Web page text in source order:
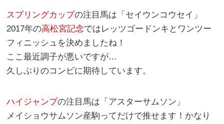
スプリングカップの注目馬は「 セイウンコウセイ 」
2017年の高松宮記念ではレッツゴードンキ とワンツー
フィニッシュを決めましたね！
ここ最近調子が悪いですが…
久しぶりのコンビに期待しています。
ハイジャンプの注目馬は「 アスターサムソン 」
メイショウサムソン産駒ってだけで推せます！かなり